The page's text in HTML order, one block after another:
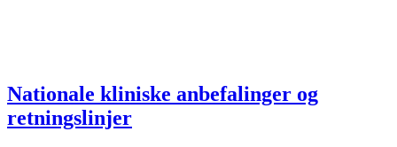
Nationale kliniske anbefalinger og
retningslinjer